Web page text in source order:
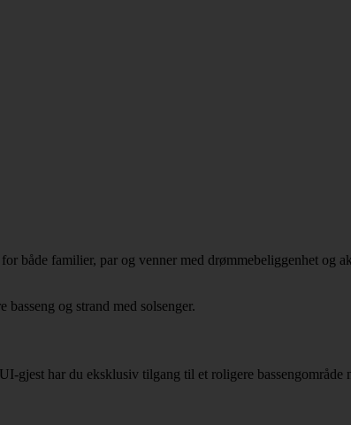
både familier, par og venner med drømmebeliggenhet og
og strand med solsenger.
gjest har du eksklusiv tilgang til et roligere bassengområde